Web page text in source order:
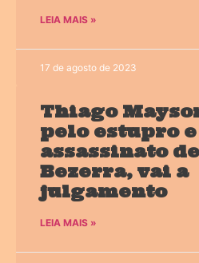
LEIA MAIS »
17 de agosto de 2023
Thiago
pelo estupro e
assassinato
Bezerra, vai a
julgamento
LEIA MAIS »